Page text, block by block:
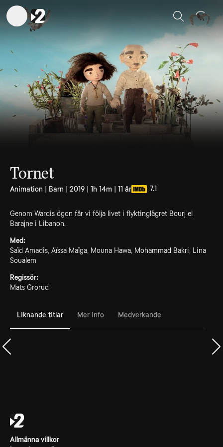
Sök
Tornet
Animation | Barn | 2019 | 1h 14m | 11 år 7.1
Genom Wardis ögon får vi följa livet i flyktinglägret Bourj el
Barajne i Libanon.
Med:
Saïd Amadis, Aïssa Maïga, Mouna Hawa, Mohammad Bakri, Lina
Soualem
Regissör:
Mats Grorud
Liknande titlar Mer info Medverkande
Allmänna villkor